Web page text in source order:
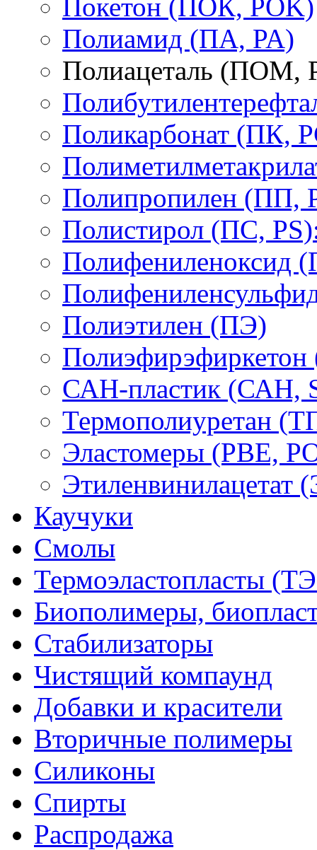
Покетон (ПОК, POK)
Полиамид (ПА, PA)
Полиацеталь (ПОМ,
Поликарбонат (ПК,
Полипропилен (ПП,
Полистирол (ПС,
Полифениленоксид
Полиэтилен (ПЭ)
САН-пластик (САН,
Термополиуретан
Эластомеры (PBE,
Этиленвинилацетат
Каучуки
Смолы
Термоэластопласты
Биополимеры,
Стабилизаторы
Чистящий компаунд
Добавки и красители
Вторичные полимеры
Силиконы
Спирты
Распродажа